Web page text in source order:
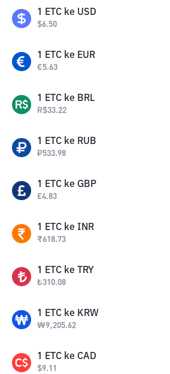
1 ETC ke USD
$6.50
1 ETC ke EUR
€5.63
1 ETC ke BRL
R$33.22
1 ETC ke RUB
₽533.98
1 ETC ke GBP
£4.83
1 ETC ke INR
₹618.73
1 ETC ke TRY
₺310.08
1 ETC ke KRW
₩9,205.62
1 ETC ke CAD
$9.11